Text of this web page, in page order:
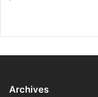
Archives